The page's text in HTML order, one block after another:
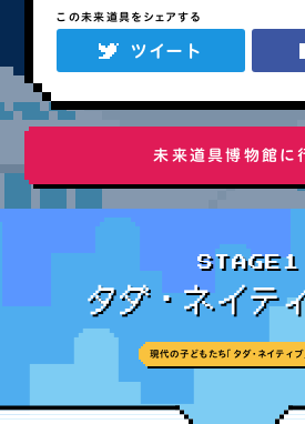
この未来道具をシェアする
ツイート
未来道具博物館に
STAGE1
タダ・ネイテ
現代の子どもたち「タダ・ネイティ